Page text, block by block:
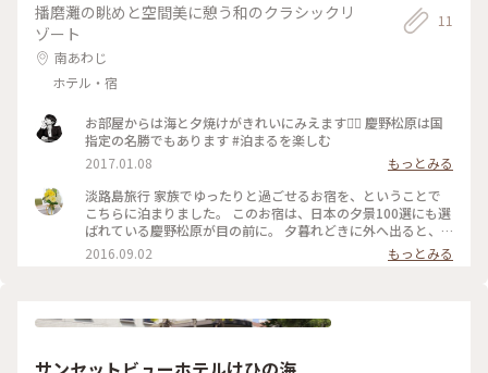
次回はお腹にすき間をつくって必ずまた😋 . #兵庫#淡路島#南
播磨灘の眺めと空間美に憩う和のクラシックリ
ゾート
南あわじ
ホテル・宿
11
お部屋からは海と夕焼けがきれいにみえます⌄̈⃝ 慶野松原は国
指定の名勝でもあります #泊まるを楽しむ
2017.01.08
もっとみる
淡路島旅行 家族でゆったりと過ごせるお宿を、ということで
こちらに泊まりました。 このお宿は、日本の夕景100選にも選
ばれている慶野松原が目の前に。 夕暮れどきに外へ出ると、
とても綺麗な夕日を見ることができました。 また違う季節に
も泊まりに行きたいと思います。 #家族旅行 #淡路島 #南あわ
2016.09.02 もっとみる